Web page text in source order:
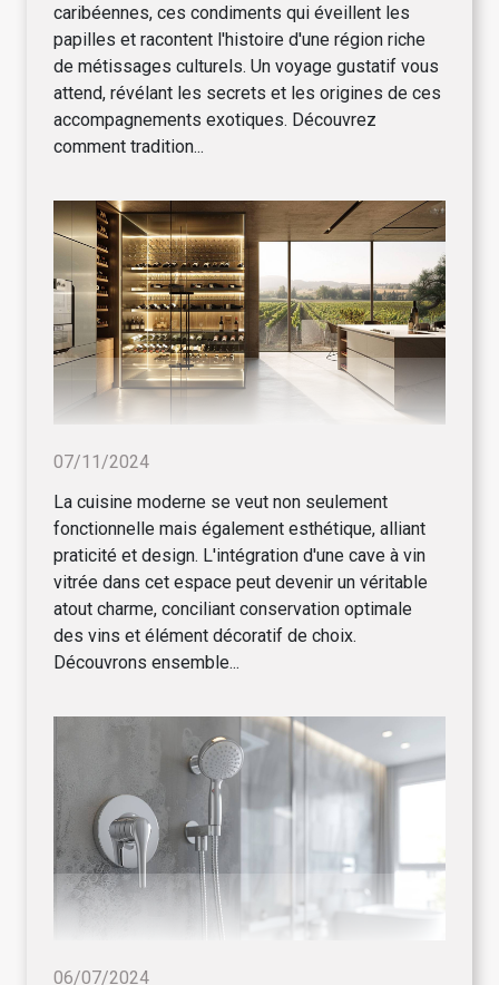
caribéennes, ces condiments qui éveillent les
papilles et racontent l'histoire d'une région riche
de métissages culturels. Un voyage gustatif vous
attend, révélant les secrets et les origines de ces
accompagnements exotiques. Découvrez
comment tradition...
07/11/2024
La cuisine moderne se veut non seulement
fonctionnelle mais également esthétique, alliant
praticité et design. L'intégration d'une cave à vin
vitrée dans cet espace peut devenir un véritable
atout charme, conciliant conservation optimale
des vins et élément décoratif de choix.
Découvrons ensemble...
06/07/2024